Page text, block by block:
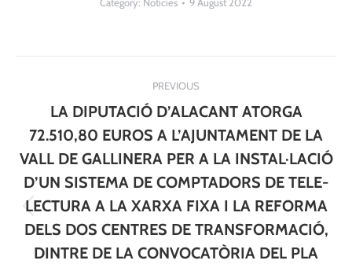
Category: Notícies 9 August 2022
navigation
PREVIOUS
Previous
post:
LA DIPUTACIÓ D’ALACANT ATORGA
72.510,80 EUROS A L’AJUNTAMENT DE LA
VALL DE GALLINERA PER A LA INSTAL·LACIÓ
D’UN SISTEMA DE COMPTADORS DE TELE-
LECTURA A LA XARXA FIXA I LA REFORMA
DELS DOS CENTRES DE TRANSFORMACIÓ,
DINTRE DE LA CONVOCATÒRIA DEL PLA